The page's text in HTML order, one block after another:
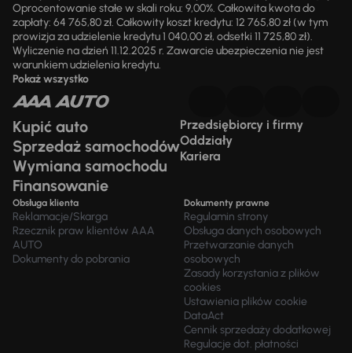
Oprocentowanie stałe w skali roku: 9,00%. Całkowita kwota do
zapłaty: 64 765,80 zł. Całkowity koszt kredytu: 12 765,80 zł (w tym
prowizja za udzielenie kredytu 1 040,00 zł, odsetki 11 725,80 zł).
Wyliczenie na dzień 11.12.2025 r. Zawarcie ubezpieczenia nie jest
warunkiem udzielenia kredytu.
Pokaż wszystko
Kupić auto
Sprzedaż samochodów
Wymiana samochodu
Finansowanie
Przedsiębiorcy i firmy
Oddziały
Kariera
Obsługa klienta
Reklamacje/Skarga
Rzecznik praw klientów AAA
AUTO
Dokumenty do pobrania
Dokumenty prawne
Regulamin strony
Obsługa danych osobowych
Przetwarzanie danych
osobowych
Zasady korzystania z plików
cookies
Ustawienia plików cookie
DataAct
Cennik sprzedaży dodatkowej
Regulacje dot. płatności